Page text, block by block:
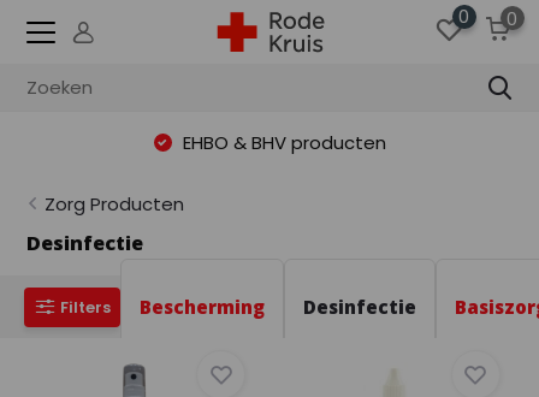
0 0
EHBO & BHV producten
Zorg Producten
Desinfectie
Filters Bescherming Desinfectie